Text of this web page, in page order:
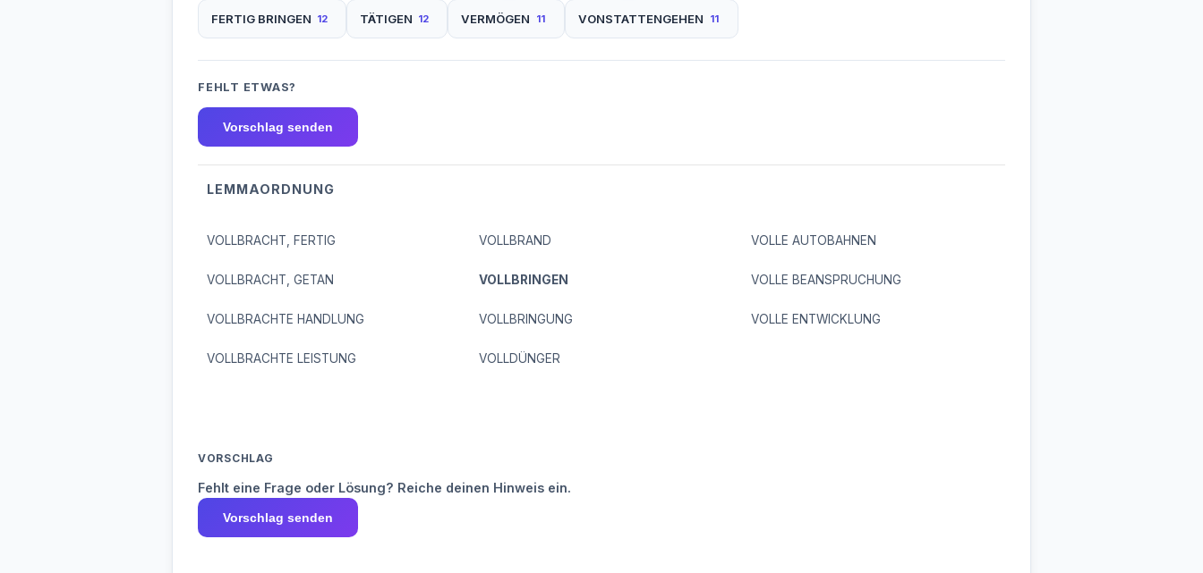
FERTIG BRINGEN 12 TÄTIGEN 12 VERMÖGEN 11 VONSTATTENGEHEN 11
FEHLT ETWAS?
Vorschlag senden
LEMMAORDNUNG
VOLLBRACHT, FERTIG
VOLLBRACHT, GETAN
VOLLBRACHTE HANDLUNG
VOLLBRACHTE LEISTUNG
VOLLBRAND
VOLLBRINGEN
VOLLBRINGUNG
VOLLDÜNGER
VOLLE AUTOBAHNEN
VOLLE BEANSPRUCHUNG
VOLLE ENTWICKLUNG
VORSCHLAG
Fehlt eine Frage oder Lösung? Reiche deinen Hinweis ein.
Vorschlag senden